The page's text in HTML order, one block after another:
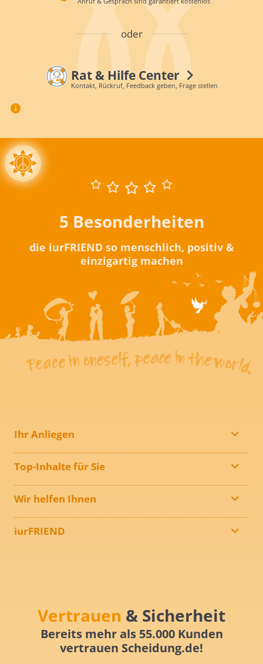
oder
Rat & Hilfe Center
Kontakt, Rückruf, Feedback geben, Frage stellen
5 Besonderheiten
die iurFRIEND so menschlich, positiv &
einzigartig machen
Ihr Anliegen
Top-Inhalte für Sie
Wir helfen Ihnen
iurFRIEND
Vertrauen & Sicherheit
Bereits mehr als 55.000 Kunden
vertrauen Scheidung.de!